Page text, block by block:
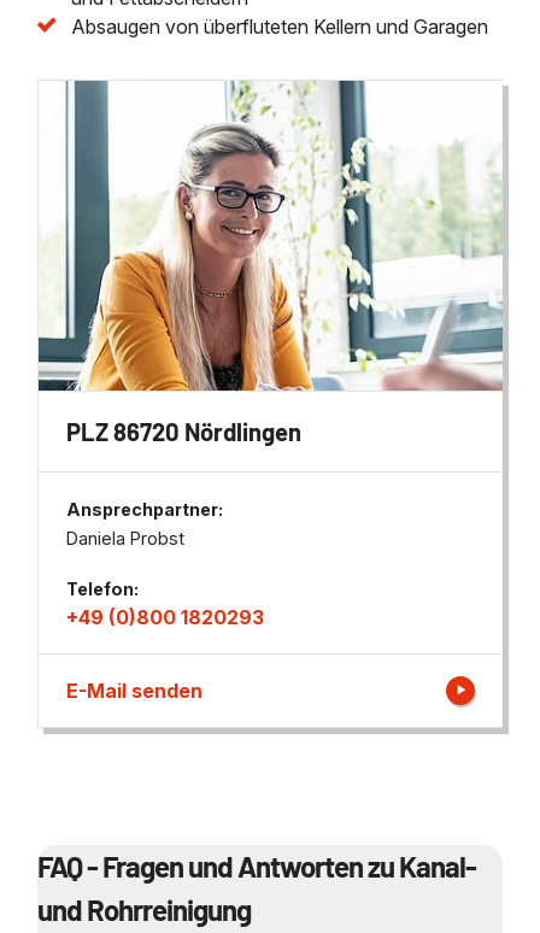
Absaugen von überfluteten Kellern und Garagen
PLZ 86720 Nördlingen
Ansprechpartner:
Daniela Probst
Telefon:
+49 (0)800 1820293
E-Mail senden
FAQ - Fragen und Antworten zu Kanal-
und Rohrreinigung